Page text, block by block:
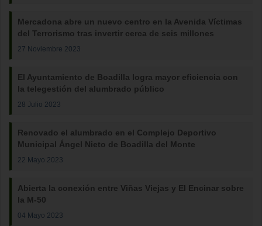
Mercadona abre un nuevo centro en la Avenida Víctimas
del Terrorismo tras invertir cerca de seis millones
27 Noviembre 2023
El Ayuntamiento de Boadilla logra mayor eficiencia con
la telegestión del alumbrado público
28 Julio 2023
Renovado el alumbrado en el Complejo Deportivo
Municipal Ángel Nieto de Boadilla del Monte
22 Mayo 2023
Abierta la conexión entre Viñas Viejas y El Encinar sobre
la M-50
04 Mayo 2023